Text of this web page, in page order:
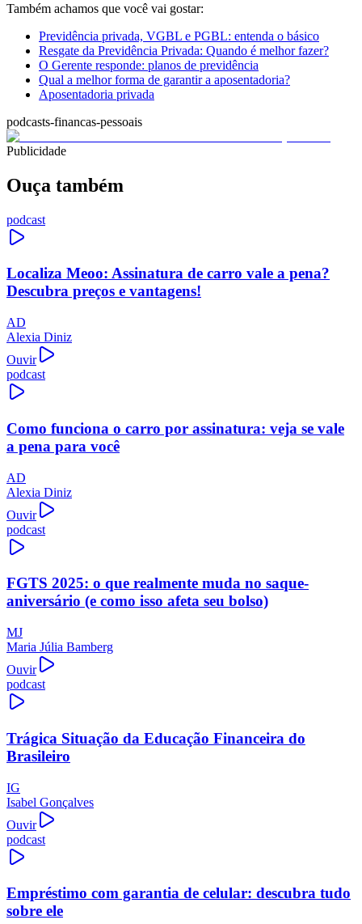
Também achamos que você vai gostar:
Previdência privada, VGBL e PGBL: entenda o básico
Resgate da Previdência Privada: Quando é melhor fazer?
O Gerente responde: planos de previdência
Qual a melhor forma de garantir a aposentadoria?
Aposentadoria privada
podcasts-financas-pessoais
Publicidade
Ouça também
podcast
Localiza Meoo: Assinatura de carro vale a pena?
Descubra preços e vantagens!
AD
Alexia Diniz
Ouvir
podcast
Como funciona o carro por assinatura: veja se vale
a pena para você
AD
Alexia Diniz
Ouvir
podcast
FGTS 2025: o que realmente muda no saque-
aniversário (e como isso afeta seu bolso)
MJ
Maria Júlia Bamberg
Ouvir
podcast
Trágica Situação da Educação Financeira do
Brasileiro
IG
Isabel Gonçalves
Ouvir
podcast
Empréstimo com garantia de celular: descubra tudo
sobre ele